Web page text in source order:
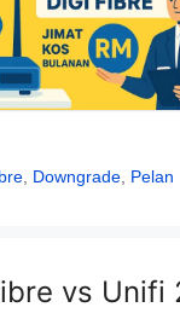
Downgrade Pelan
vs Unifi